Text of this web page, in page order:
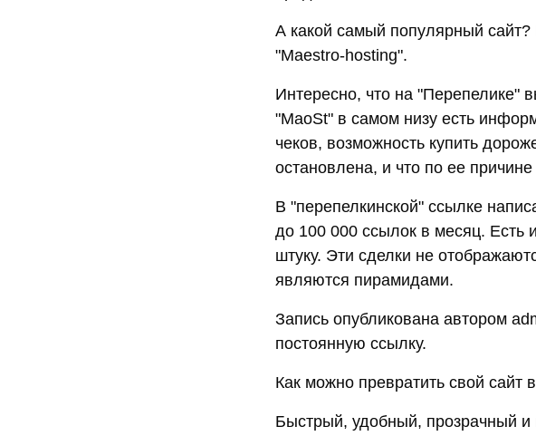
А какой самый популярный
"Maestro-hosting".
Интересно, что на "Перепелике"
"MaoSt" в самом низу есть
чеков, возможность купить
остановлена, и что по ее
В "перепелкинской" ссылке
до 100 000 ссылок в месяц. Есть
штуку. Эти сделки не
являются пирамидами.
Запись опубликована автором
постоянную ссылку.
Как можно превратить свой сайт
Быстрый, удобный, прозрачный и